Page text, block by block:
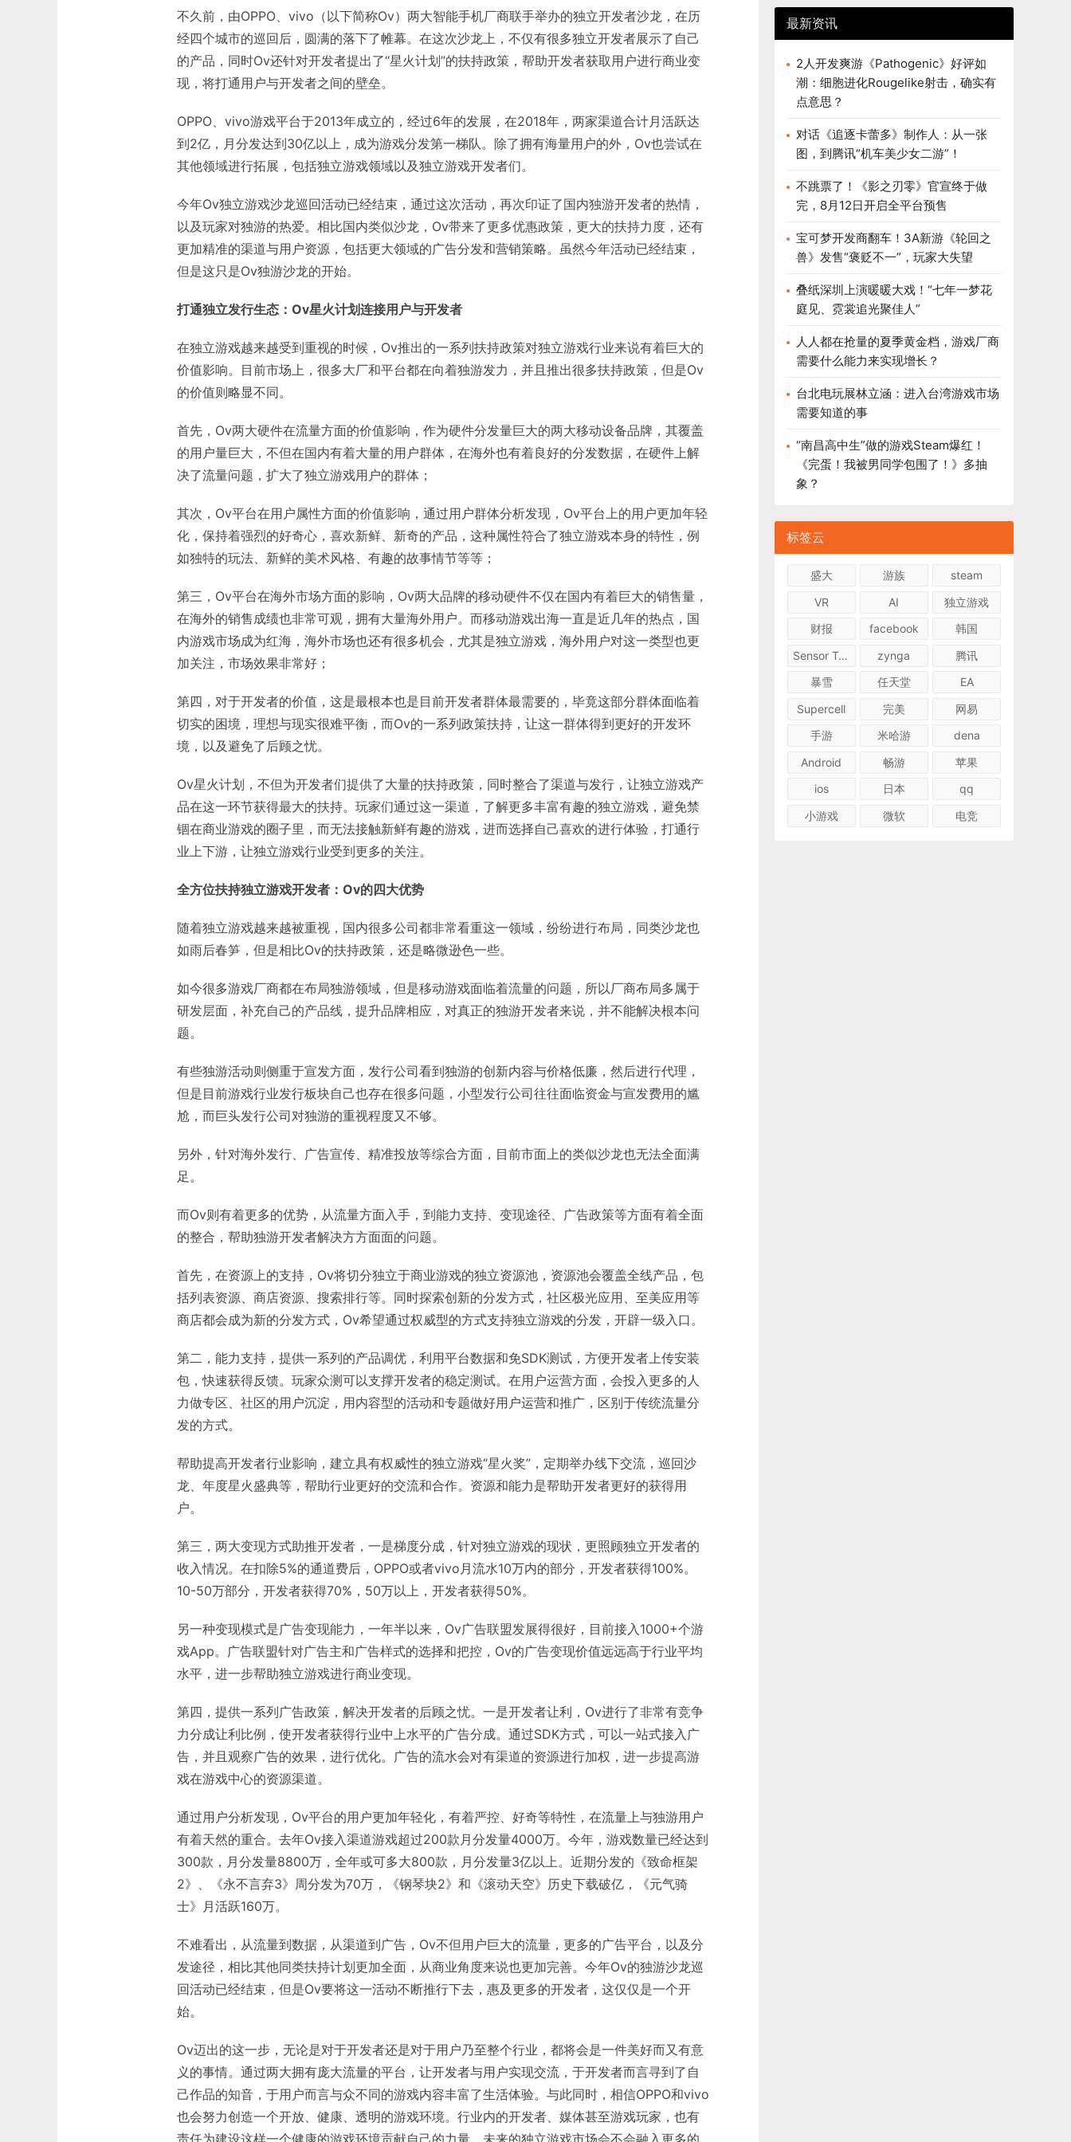
不久前，由OPPO、vivo（以下简称Ov）两大智能手机厂商联手举办的独立开发者沙龙，在历
经四个城市的巡回后，圆满的落下了帷幕。在这次沙龙上，不仅有很多独立开发者展示了自己
的产品，同时Ov还针对开发者提出了“星火计划”的扶持政策，帮助开发者获取用户进行商业变
现，将打通用户与开发者之间的壁垒。
OPPO、vivo游戏平台于2013年成立的，经过6年的发展，在2018年，两家渠道合计月活跃达
到2亿，月分发达到30亿以上，成为游戏分发第一梯队。除了拥有海量用户的外，Ov也尝试在
其他领域进行拓展，包括独立游戏领域以及独立游戏开发者们。
今年Ov独立游戏沙龙巡回活动已经结束，通过这次活动，再次印证了国内独游开发者的热情，
以及玩家对独游的热爱。相比国内类似沙龙，Ov带来了更多优惠政策，更大的扶持力度，还有
更加精准的渠道与用户资源，包括更大领域的广告分发和营销策略。虽然今年活动已经结束，
但是这只是Ov独游沙龙的开始。
打通独立发行生态：Ov星火计划连接用户与开发者
在独立游戏越来越受到重视的时候，Ov推出的一系列扶持政策对独立游戏行业来说有着巨大的
价值影响。目前市场上，很多大厂和平台都在向着独游发力，并且推出很多扶持政策，但是Ov
的价值则略显不同。
首先，Ov两大硬件在流量方面的价值影响，作为硬件分发量巨大的两大移动设备品牌，其覆盖
的用户量巨大，不但在国内有着大量的用户群体，在海外也有着良好的分发数据，在硬件上解
决了流量问题，扩大了独立游戏用户的群体；
其次，Ov平台在用户属性方面的价值影响，通过用户群体分析发现，Ov平台上的用户更加年轻
化，保持着强烈的好奇心，喜欢新鲜、新奇的产品，这种属性符合了独立游戏本身的特性，例
如独特的玩法、新鲜的美术风格、有趣的故事情节等等；
第三，Ov平台在海外市场方面的影响，Ov两大品牌的移动硬件不仅在国内有着巨大的销售量，
在海外的销售成绩也非常可观，拥有大量海外用户。而移动游戏出海一直是近几年的热点，国
内游戏市场成为红海，海外市场也还有很多机会，尤其是独立游戏，海外用户对这一类型也更
加关注，市场效果非常好；
第四，对于开发者的价值，这是最根本也是目前开发者群体最需要的，毕竟这部分群体面临着
切实的困境，理想与现实很难平衡，而Ov的一系列政策扶持，让这一群体得到更好的开发环
境，以及避免了后顾之忧。
Ov星火计划，不但为开发者们提供了大量的扶持政策，同时整合了渠道与发行，让独立游戏产
品在这一环节获得最大的扶持。玩家们通过这一渠道，了解更多丰富有趣的独立游戏，避免禁
锢在商业游戏的圈子里，而无法接触新鲜有趣的游戏，进而选择自己喜欢的进行体验，打通行
业上下游，让独立游戏行业受到更多的关注。
全方位扶持独立游戏开发者：Ov的四大优势
随着独立游戏越来越被重视，国内很多公司都非常看重这一领域，纷纷进行布局，同类沙龙也
如雨后春笋，但是相比Ov的扶持政策，还是略微逊色一些。
如今很多游戏厂商都在布局独游领域，但是移动游戏面临着流量的问题，所以厂商布局多属于
研发层面，补充自己的产品线，提升品牌相应，对真正的独游开发者来说，并不能解决根本问
题。
有些独游活动则侧重于宣发方面，发行公司看到独游的创新内容与价格低廉，然后进行代理，
但是目前游戏行业发行板块自己也存在很多问题，小型发行公司往往面临资金与宣发费用的尴
尬，而巨头发行公司对独游的重视程度又不够。
另外，针对海外发行、广告宣传、精准投放等综合方面，目前市面上的类似沙龙也无法全面满
足。
而Ov则有着更多的优势，从流量方面入手，到能力支持、变现途径、广告政策等方面有着全面
的整合，帮助独游开发者解决方方面面的问题。
首先，在资源上的支持，Ov将切分独立于商业游戏的独立资源池，资源池会覆盖全线产品，包
括列表资源、商店资源、搜索排行等。同时探索创新的分发方式，社区极光应用、至美应用等
商店都会成为新的分发方式，Ov希望通过权威型的方式支持独立游戏的分发，开辟一级入口。
第二，能力支持，提供一系列的产品调优，利用平台数据和免SDK测试，方便开发者上传安装
包，快速获得反馈。玩家众测可以支撑开发者的稳定测试。在用户运营方面，会投入更多的人
力做专区、社区的用户沉淀，用内容型的活动和专题做好用户运营和推广，区别于传统流量分
发的方式。
帮助提高开发者行业影响，建立具有权威性的独立游戏“星火奖”，定期举办线下交流，巡回沙
龙、年度星火盛典等，帮助行业更好的交流和合作。资源和能力是帮助开发者更好的获得用
户。
第三，两大变现方式助推开发者，一是梯度分成，针对独立游戏的现状，更照顾独立开发者的
收入情况。在扣除5%的通道费后，OPPO或者vivo月流水10万内的部分，开发者获得100%。
10-50万部分，开发者获得70%，50万以上，开发者获得50%。
另一种变现模式是广告变现能力，一年半以来，Ov广告联盟发展得很好，目前接入1000+个游
戏App。广告联盟针对广告主和广告样式的选择和把控，Ov的广告变现价值远远高于行业平均
水平，进一步帮助独立游戏进行商业变现。
第四，提供一系列广告政策，解决开发者的后顾之忧。一是开发者让利，Ov进行了非常有竞争
力分成让利比例，使开发者获得行业中上水平的广告分成。通过SDK方式，可以一站式接入广
告，并且观察广告的效果，进行优化。广告的流水会对有渠道的资源进行加权，进一步提高游
戏在游戏中心的资源渠道。
通过用户分析发现，Ov平台的用户更加年轻化，有着严控、好奇等特性，在流量上与独游用户
有着天然的重合。去年Ov接入渠道游戏超过200款月分发量4000万。今年，游戏数量已经达到
300款，月分发量8800万，全年或可多大800款，月分发量3亿以上。近期分发的《致命框架
2》、《永不言弃3》周分发为70万，《钢琴块2》和《滚动天空》历史下载破亿，《元气骑
士》月活跃160万。
不难看出，从流量到数据，从渠道到广告，Ov不但用户巨大的流量，更多的广告平台，以及分
发途径，相比其他同类扶持计划更加全面，从商业角度来说也更加完善。今年Ov的独游沙龙巡
回活动已经结束，但是Ov要将这一活动不断推行下去，惠及更多的开发者，这仅仅是一个开
始。
Ov迈出的这一步，无论是对于开发者还是对于用户乃至整个行业，都将会是一件美好而又有意
义的事情。通过两大拥有庞大流量的平台，让开发者与用户实现交流，于开发者而言寻到了自
己作品的知音，于用户而言与众不同的游戏内容丰富了生活体验。与此同时，相信OPPO和vivo
也会努力创造一个开放、健康、透明的游戏环境。行业内的开发者、媒体甚至游戏玩家，也有
责任为建设这样一个健康的游戏环境贡献自己的力量。未来的独立游戏市场会不会融入更多的
最新资讯
2人开发爽游《Pathogenic》好评如
潮：细胞进化Rougelike射击，确实有
点意思？
对话《追逐卡蕾多》制作人：从一张
图，到腾讯“机车美少女二游”！
不跳票了！《影之刃零》官宣终于做
完，8月12日开启全平台预售
宝可梦开发商翻车！3A新游《轮回之
兽》发售“褒贬不一”，玩家大失望
叠纸深圳上演暖暖大戏！“七年一梦花
庭见、霓裳追光聚佳人”
人人都在抢量的夏季黄金档，游戏厂商
需要什么能力来实现增长？
台北电玩展林立涵：进入台湾游戏市场
需要知道的事
“南昌高中生”做的游戏Steam爆红！
《完蛋！我被男同学包围了！》多抽
象？
标签云
盛大 游族
steam
VR
AI
独立游戏
财报
facebook
韩国
Sensor Tower
zynga
腾讯
暴雪
任天堂
EA
Supercell
完美
网易
手游
米哈游
dena
Android
畅游
苹果
ios
日本
qq
小游戏
微软 电竞